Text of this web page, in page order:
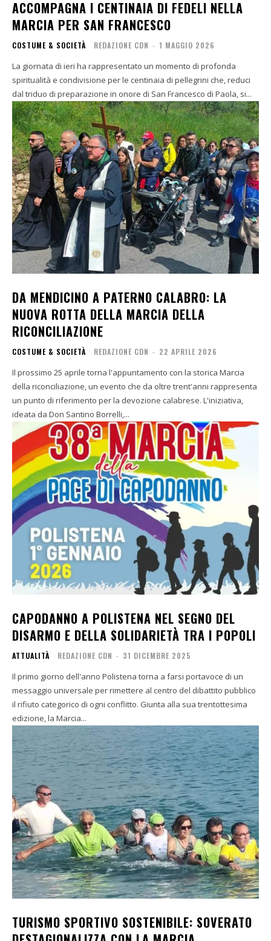
ACCOMPAGNA I CENTINAIA DI FEDELI NELLA
MARCIA PER SAN FRANCESCO
COSTUME & SOCIETÀ REDAZIONE CDN - 1 MAGGIO 2026
La giornata di ieri ha rappresentato un momento di profonda
spiritualità e condivisione per le centinaia di pellegrini che, reduci
dal triduo di preparazione in onore di San Francesco di Paola, si...
DA MENDICINO A PATERNO CALABRO: LA
NUOVA ROTTA DELLA MARCIA DELLA
RICONCILIAZIONE
COSTUME & SOCIETÀ REDAZIONE CDN - 22 APRILE 2026
Il prossimo 25 aprile torna l'appuntamento con la storica Marcia
della riconciliazione, un evento che da oltre trent'anni rappresenta
un punto di riferimento per la devozione calabrese. L'iniziativa,
ideata da Don Santino Borrelli,...
CAPODANNO A POLISTENA NEL SEGNO DEL
DISARMO E DELLA SOLIDARIETÀ TRA I POPOLI
ATTUALITÀ REDAZIONE CDN - 31 DICEMBRE 2025
Il primo giorno dell'anno Polistena torna a farsi portavoce di un
messaggio universale per rimettere al centro del dibattito pubblico
il rifiuto categorico di ogni conflitto. Giunta alla sua trentottesima
edizione, la Marcia...
TURISMO SPORTIVO SOSTENIBILE: SOVERATO